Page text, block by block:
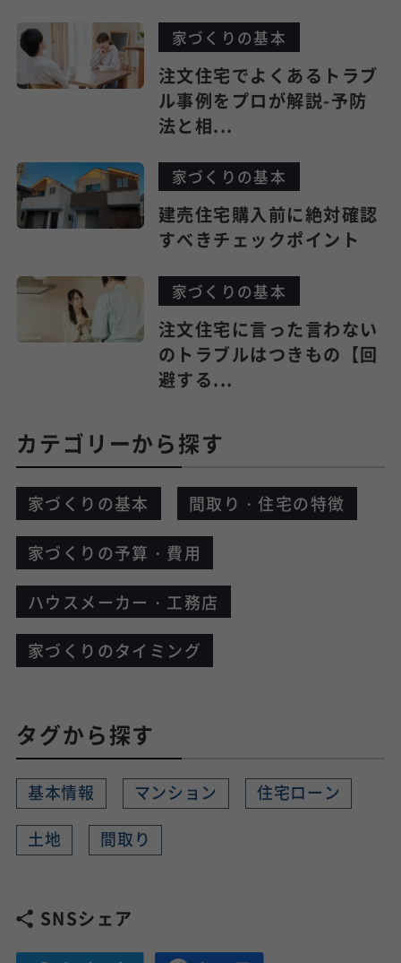
家づくりの基本
注文住宅でよくあるトラブ
ル事例をプロが解説-予防
法と相...
家づくりの基本
建売住宅購入前に絶対確認
すべきチェックポイント
家づくりの基本
注文住宅に言った言わない
のトラブルはつきもの【回
避する...
カテゴリーから探す
家づくりの基本 間取り・住宅の特徴
家づくりの予算・費用
ハウスメーカー・工務店
家づくりのタイミング
タグから探す
基本情報 マンション
住宅ローン
土地
間取り
SNSシェア